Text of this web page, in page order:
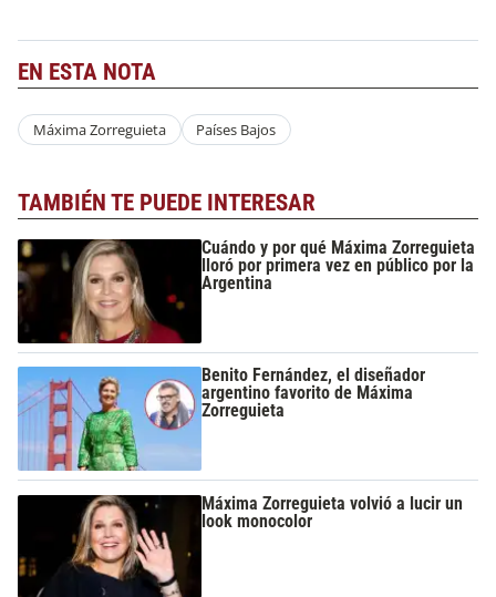
EN ESTA NOTA
Máxima Zorreguieta Países Bajos
TAMBIÉN TE PUEDE INTERESAR
Cuándo y por qué Máxima Zorreguieta
lloró por primera vez en público por la
Argentina
Benito Fernández, el diseñador
argentino favorito de Máxima
Zorreguieta
Máxima Zorreguieta volvió a lucir un
look monocolor